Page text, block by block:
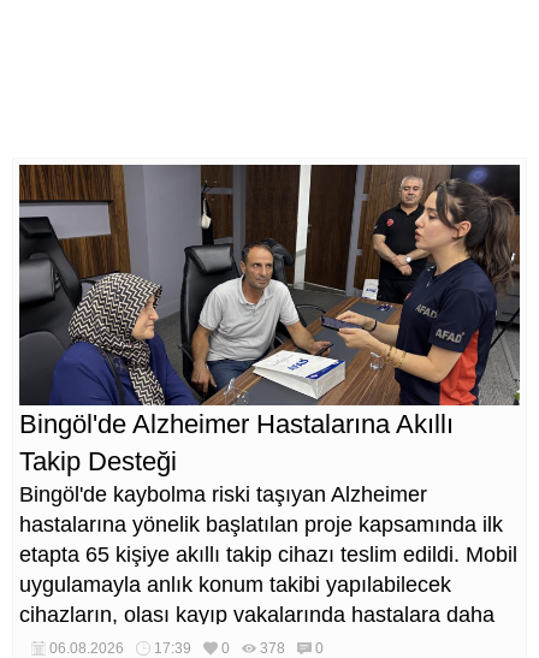
Bingöl'de Alzheimer Hastalarına Akıllı
Takip Desteği
Bingöl'de kaybolma riski taşıyan Alzheimer
hastalarına yönelik başlatılan proje kapsamında ilk
etapta 65 kişiye akıllı takip cihazı teslim edildi. Mobil
uygulamayla anlık konum takibi yapılabilecek
cihazların, olası kayıp vakalarında hastalara daha
kısa sürede ulaşılmasını sağlaması hedefleniyor.
06.08.2026 17:39 0 378 0